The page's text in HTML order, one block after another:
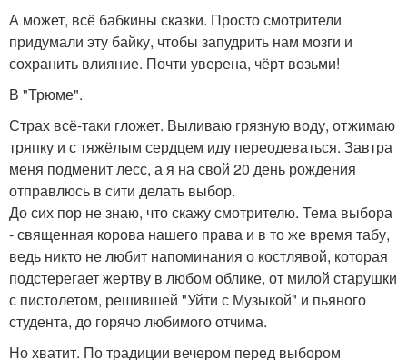
А может, всё бабкины сказки. Просто смотрители
придумали эту байку, чтобы запудрить нам мозги и
сохранить влияние. Почти уверена, чёрт возьми!
В "Трюме".
Страх всё-таки гложет. Выливаю грязную воду, отжимаю
тряпку и с тяжёлым сердцем иду переодеваться. Завтра
меня подменит лесс, а я на свой 20 день рождения
отправлюсь в сити делать выбор.
До сих пор не знаю, что скажу смотрителю. Тема выбора
- священная корова нашего права и в то же время табу,
ведь никто не любит напоминания о костлявой, которая
подстерегает жертву в любом облике, от милой старушки
с пистолетом, решившей "Уйти с Музыкой" и пьяного
студента, до горячо любимого отчима.
Но хватит. По традиции вечером перед выбором